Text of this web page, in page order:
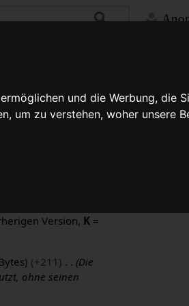
und die Werbung, die
um zu verstehen, woher unsere
Versionsgeschichte
Version, K =
+211
Die
ohne seinen
Links
Seiten